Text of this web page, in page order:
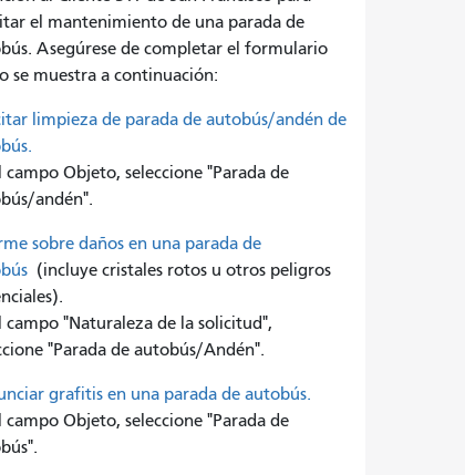
el mantenimiento de una parada de
Asegúrese de completar el formulario
se muestra a continuación:
limpieza de parada de autobús/andén de
campo Objeto, seleccione "Parada de
andén".
sobre daños en una parada de
(incluye cristales rotos u otros peligros
campo "Naturaleza de la solicitud",
"Parada de autobús/Andén".
grafitis en una parada de autobús.
campo Objeto, seleccione "Parada de